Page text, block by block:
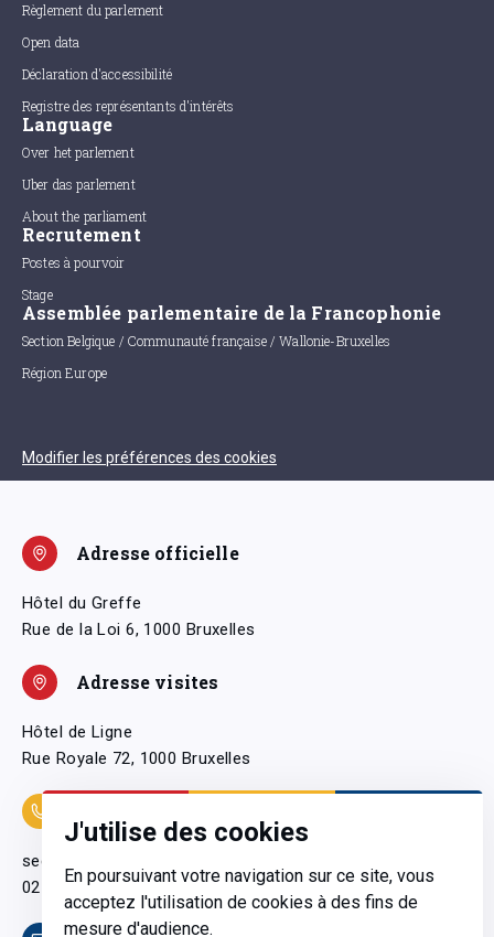
J'utilise des cookies
En poursuivant votre navigation sur ce site, vous
acceptez l'utilisation de cookies à des fins de
mesure d'audience.
Règlement du parlement
Open data
Déclaration d'accessibilité
Registre des représentants d'intérêts
Language
Over het parlement
Uber das parlement
About the parliament
Recrutement
Postes à pourvoir
Stage
Assemblée parlementaire de la Francophonie
Section Belgique / Communauté française / Wallonie-Bruxelles
Région Europe
Modifier les préférences des cookies
Adresse officielle
Hôtel du Greffe
Rue de la Loi 6, 1000 Bruxelles
Adresse visites
Hôtel de Ligne
Rue Royale 72, 1000 Bruxelles
secretariatgeneral@pfwb.be
02 506 38 11